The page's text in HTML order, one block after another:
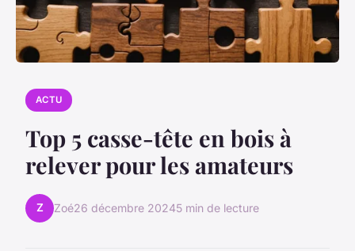
ACTU
Top 5 casse-tête en bois à
relever pour les amateurs
Z Zoé26 décembre 20245 min de lecture